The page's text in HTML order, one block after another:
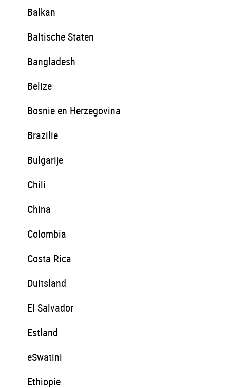
Balkan
Baltische Staten
Bangladesh
Belize
Bosnie en Herzegovina
Brazilie
Bulgarije
Chili
China
Colombia
Costa Rica
Duitsland
El Salvador
Estland
eSwatini
Ethiopie